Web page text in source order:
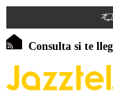
Consulta si te